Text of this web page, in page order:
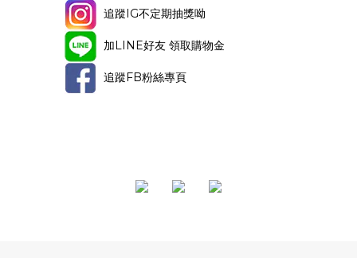
追蹤IG不定期抽獎呦
加LINE好友 領取購物金
追蹤FB粉絲專頁